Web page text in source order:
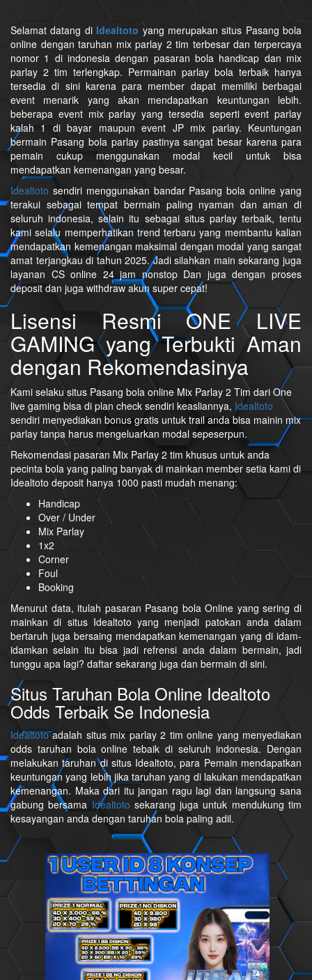
Selamat datang di Idealtoto yang merupakan situs Pasang bola
online dengan taruhan mix parlay 2 tim terbesar dan terpercaya
nomor 1 di indonesia dengan pasaran bola handicap dan mix
parlay 2 tim terlengkap. Permainan parlay bola terbaik hanya
tersedia di sini karena para member dapat memiliki berbagai
event menarik yang akan mendapatkan keuntungan lebih.
beberapa event mix parlay yang tersedia seperti event parlay
kalah 1 di bayar maupun event JP mix parlay. Keuntungan
bermain Pasang bola parlay pastinya sangat besar karena para
pemain cukup menggunakan modal kecil untuk bisa
mendapatkan kemenangan yang besar.
Idealtoto sendiri menggunakan bandar Pasang bola online yang
terakui sebagai tempat bermain paling nyaman dan aman di
seluruh indonesia, selain itu sebagai situs parlay terbaik, tentu
kami selalu memperhatikan trend terbaru yang membantu kalian
mendapatkan kemenangan maksimal dengan modal yang sangat
amat terjangkau di tahun 2025. Jadi silahkan main sekarang juga
layanan CS online 24 jam nonstop Dan juga dengan proses
deposit dan juga withdraw akun super cepat!
Lisensi Resmi ONE LIVE
GAMING yang Terbukti Aman
dengan Rekomendasinya
Kami selaku situs Pasang bola online Mix Parlay 2 Tim dari One
live gaming bisa di plan check sendiri keasliannya, Idealtoto
sendiri menyediakan bonus gratis untuk trail anda bisa mainin mix
parlay tanpa harus mengeluarkan modal sepeserpun.
Rekomendasi pasaran Mix Parlay 2 tim khusus untuk anda
pecinta bola yang paling banyak di mainkan member setia kami di
Idealtoto deposit hanya 1000 pasti mudah menang:
Handicap
Over / Under
Mix Parlay
1x2
Corner
Foul
Booking
Menurut data, itulah pasaran Pasang bola Online yang sering di
mainkan di situs Idealtoto yang menjadi patokan anda dalam
bertaruh juga bersaing mendapatkan kemenangan yang di idam-
idamkan selain itu bisa jadi refrensi anda dalam bermain, jadi
tunggu apa lagi? daftar sekarang juga dan bermain di sini.
Situs Taruhan Bola Online Idealtoto
Odds Terbaik Se Indonesia
Idealtotoadalah situs mix parlay 2 tim online yang menyediakan
odds taruhan bola online tebaik di seluruh indonesia. Dengan
melakukan taruhan di situs Idealtoto, para Pemain mendapatkan
keuntungan yang lebih jika taruhan yang di lakukan mendapatkan
kemenangan. Maka dari itu jangan ragu lagi dan langsung sana
gabung bersama Idealtoto sekarang juga untuk mendukung tim
kesayangan anda dengan taruhan bola paling adil.